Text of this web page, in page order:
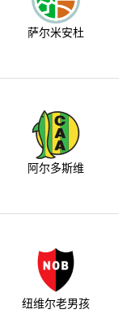
萨尔米安杜
阿尔多斯维
纽维尔老男孩